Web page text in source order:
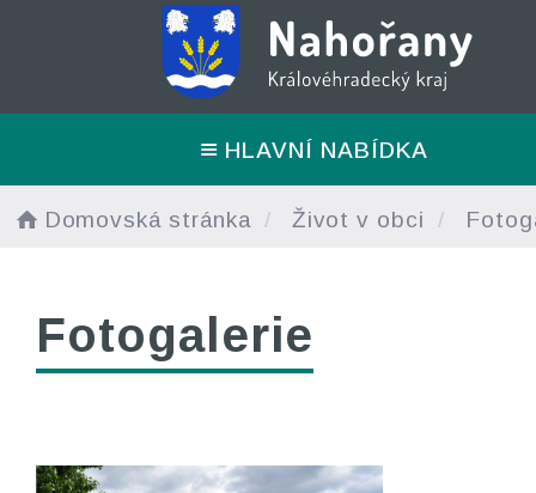
HLAVNÍ NABÍDKA
Domovská stránka Život v obci
Fotogalerie